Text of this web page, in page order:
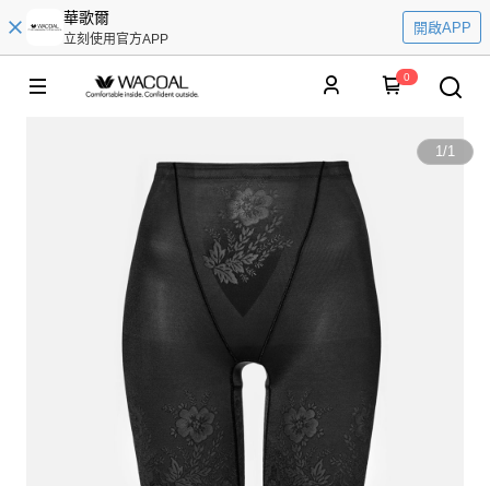
華歌爾
立刻使用官方APP
開啟APP
0
1/1